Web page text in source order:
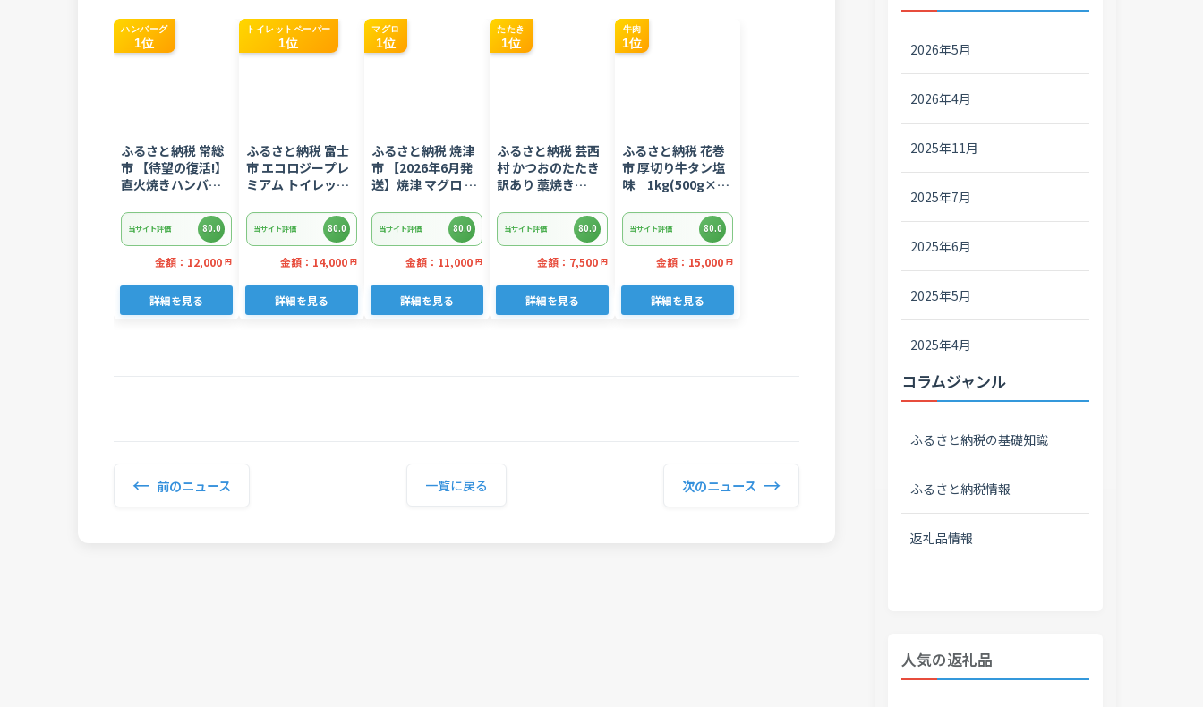
ハンバーグ
1位
ふるさと納税 常総
市 【待望の復活!】
直火焼きハンバー
ス 3kg 22個入り
当サイト評価 80.0
金額：12,000 円
詳細を見る
トイレットペーパー
1位
ふるさと納税 富士
市 エコロジープレ
ミアム トイレット
ロール 日用品 人気
当サイト評価 80.0
金額：14,000 円
詳細を見る
マグロ
1位
ふるさと納税 焼津
市 【2026年6月発
送】焼津 マグロ ネ
ぎとろ(a10-
875202606)
当サイト評価 80.0
金額：11,000 円
詳細を見る
たたき
1位
ふるさと納税 芸西
村 かつおのたたき
訳あり 藁焼き
【KYF027】
当サイト評価 80.0
金額：7,500 円
詳細を見る
牛肉
1位
ふるさと納税 花巻
市 厚切り牛タン塩
味 1kg(500g×2
当サイト評価 80.0
金額：15,000 円
詳細を見る
← 前のニュース 一覧に戻る 次のニュース →
2026年5月
2026年4月
2025年11月
2025年7月
2025年6月
2025年5月
2025年4月
コラムジャンル
ふるさと納税の基礎知識
ふるさと納税情報
返礼品情報
人気の返礼品